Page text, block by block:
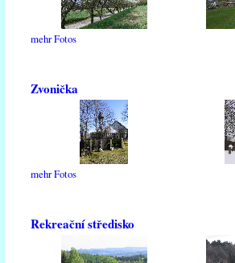
mehr Fotos
Zvonička
mehr Fotos
Rekreační středisko